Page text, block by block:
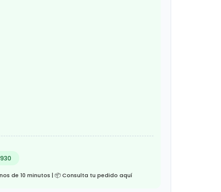
de 10 minutos | 📦 Consulta tu pedido aquí